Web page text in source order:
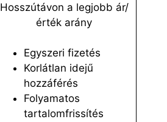
Hosszútávon a legjobb ár/
érték arány
Egyszeri fizetés
Korlátlan idejű
hozzáférés
Folyamatos
tartalomfrissítés